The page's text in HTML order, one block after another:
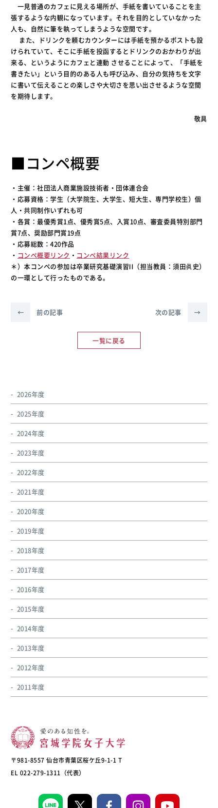
一見普通のカフェに見える場所が、手紙を書いていることを主
張するような内観になっています。それを目的としていなかった
人も、自然に筆を執ってしまうような空間です。
また、ドリンクを頼むカウンターには手紙を預かるポストも設
けられていて、そこに手紙を投函するとドリンクのおかわりが出
来る、というようにカフェと連動 させることによって、「手紙を
書きたい」という目的のある人も呼び込み、自分の気持ちを文字
に書いて伝えることの楽しさや大切さを思い出させるような空間
を期待します。
敬具
■コンペ概要
・主催：社団法人商業施設技術者・団体連合会
・応募資格：学生（大学院生、大学生、短大生、専門学校生）個
人・共同制作いずれも可
・各賞：最優秀賞1点、優秀賞5点、入賞10点、審査委員特別部門
賞7点、奨励部門賞19点
・応募総数：420作品
・ コンペ概要リンク ・ コンペ結果リンク
＊）本コンペの参加は卒業研究基礎演習II（担当教員：須田眞史）
の一環として行ったものである。
← 前の記事
一覧に戻る
次の記事 →
2026年度
2025年度
2024年度
2023年度
2022年度
2021年度
2020年度
2019年度
2018年度
2017年度
2016年度
2015年度
2014年度
2013年度
2012年度
2011年度
〒981-8557 仙台市青葉区桜ケ丘9-1-1 T
EL 022-279-1311（代表）